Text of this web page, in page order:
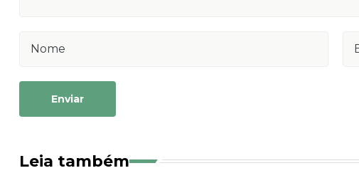
Enviar
Leia também